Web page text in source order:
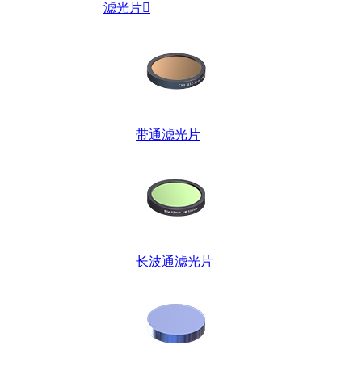
滤光片
带通滤光片
长波通滤光片